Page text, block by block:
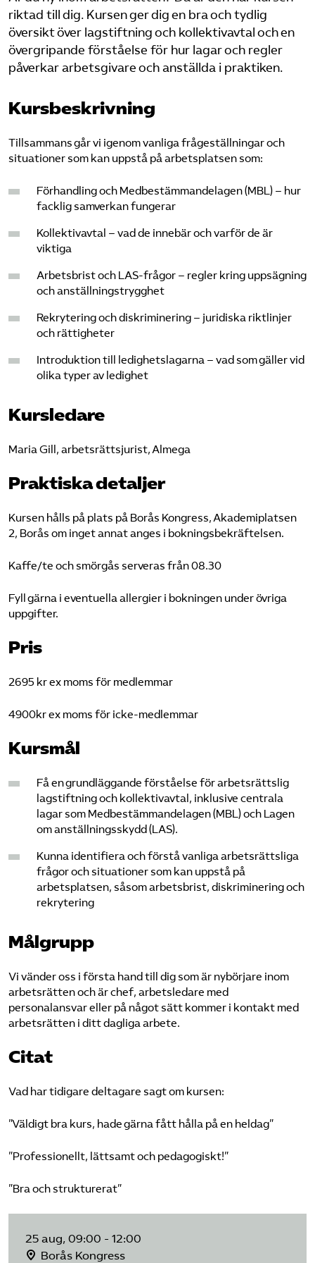
Omsättningsstatistik
Webbutik
Bli medlem
In english
riktad till dig. Kursen ger dig en bra och tydlig
översikt över lagstiftning och kollektivavtal och en
övergripande förståelse för hur lagar och regler
påverkar arbetsgivare och anställda i praktiken.
Kursbeskrivning
Tillsammans går vi igenom vanliga frågeställningar och
situationer som kan uppstå på arbetsplatsen som:
Förhandling och Medbestämmandelagen (MBL) – hur
facklig samverkan fungerar
Kollektivavtal – vad de innebär och varför de är
viktiga
Arbetsbrist och LAS-frågor – regler kring uppsägning
och anställningstrygghet
Rekrytering och diskriminering – juridiska riktlinjer
och rättigheter
Introduktion till ledighetslagarna – vad som gäller vid
olika typer av ledighet
Kursledare
Maria Gill, arbetsrättsjurist, Almega
Praktiska detaljer
Kursen hålls på plats på Borås Kongress, Akademiplatsen
2, Borås om inget annat anges i bokningsbekräftelsen.
Kaffe/te och smörgås serveras från 08.30
Fyll gärna i eventuella allergier i bokningen under övriga
uppgifter.
Pris
2695 kr ex moms för medlemmar
4900kr ex moms för icke-medlemmar
Kursmål
Få en grundläggande förståelse för arbetsrättslig
lagstiftning och kollektivavtal, inklusive centrala
lagar som Medbestämmandelagen (MBL) och Lagen
om anställningsskydd (LAS).
Kunna identifiera och förstå vanliga arbetsrättsliga
frågor och situationer som kan uppstå på
arbetsplatsen, såsom arbetsbrist, diskriminering och
rekrytering
Målgrupp
Vi vänder oss i första hand till dig som är nybörjare inom
arbetsrätten och är chef, arbetsledare med
personalansvar eller på något sätt kommer i kontakt med
arbetsrätten i ditt dagliga arbete.
Citat
Vad har tidigare deltagare sagt om kursen:
”Väldigt bra kurs, hade gärna fått hålla på en heldag”
”Professionellt, lättsamt och pedagogiskt!”
”Bra och strukturerat”
25 aug, 09:00 - 12:00
Borås Kongress